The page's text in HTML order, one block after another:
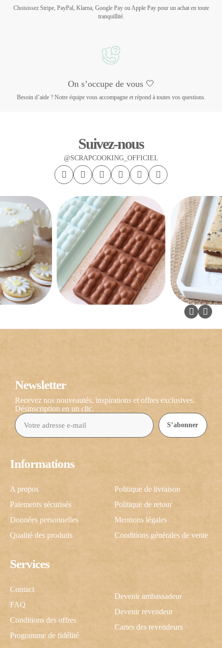
Choisissez Stripe, PayPal, Klarna, Google Pay ou Apple Pay pour un achat en toute
tranquillité.
On s’occupe de vous 🤍
Besoin d’aide ? Notre équipe vous accompagne et répond à toutes vos questions.
Suivez-nous
@SCRAPCOOKING_OFFICIEL
Services
Contact
FAQ
Conditions des offres
Programme de fidélité
Devenir ambassadeur
Devenir revendeur
Cartes des revendeurs
Informations
A propos
Paiements sécurisés
Données personnelles
Qualité des produits
Politique de livraison
Politique de retour
Mentions légales
Conditions générales de vente
Newsletter
Recevez nos nouveautés, inspirations et offres exclusives.
Désinscription en un clic.
S’abonner